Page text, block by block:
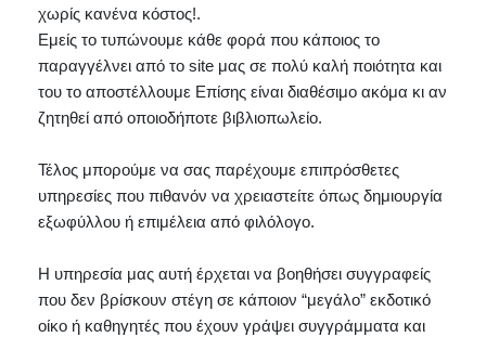
χωρίς κανένα κόστος!.
Εμείς το τυπώνουμε κάθε φορά που κάποιος το
παραγγέλνει από το site μας σε πολύ καλή ποιότητα και
του το αποστέλλουμε Επίσης είναι διαθέσιμο ακόμα κι αν
ζητηθεί από οποιοδήποτε βιβλιοπωλείο.
Τέλος μπορούμε να σας παρέχουμε επιπρόσθετες
υπηρεσίες που πιθανόν να χρειαστείτε όπως δημιουργία
εξωφύλλου ή επιμέλεια από φιλόλογο.
Η υπηρεσία μας αυτή έρχεται να βοηθήσει συγγραφείς
που δεν βρίσκουν στέγη σε κάποιον “μεγάλο” εκδοτικό
οίκο ή καθηγητές που έχουν γράψει συγγράμματα και